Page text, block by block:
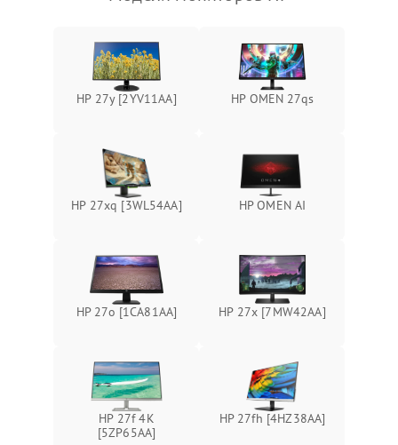
Неисправность системы
перенапряжения
Подробнее →
защиты от замыкания
Подробнее →
Повреждение системы
защиты от перегрузок
Подробнее →
Неисправность системы
защиты от перегрева
Подробнее →
Поломка системы защиты
Поломка системы защиты
от замыкания
Подробнее →
HP 27y [2YV11AA] HP OMEN 27qs
HP 27xq [3WL54AA] HP OMEN AI
HP 27o [1CA81AA] HP 27x [7MW42AA]
HP 27f 4K
[5ZP65AA]
HP 27fh [4HZ38AA]